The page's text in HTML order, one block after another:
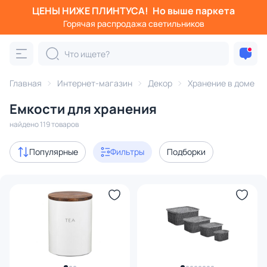
ЦЕНЫ НИЖЕ ПЛИНТУСА! Но выше паркета
Горячая распродажа светильников
Главная Интернет-магазин Декор Хранение в доме
Емкости для хранения
найдено 119 товаров
Популярные Фильтры Подборки
Фильтры
Категория: Хранение в доме
для хранения емкости для хранения шкатулки
Акции 12
В наличии 99